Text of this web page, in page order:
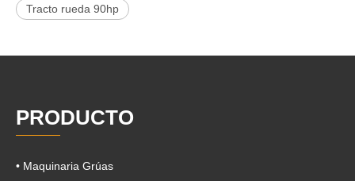
Tracto rueda 90hp
PRODUCTO
• Maquinaria Grúas